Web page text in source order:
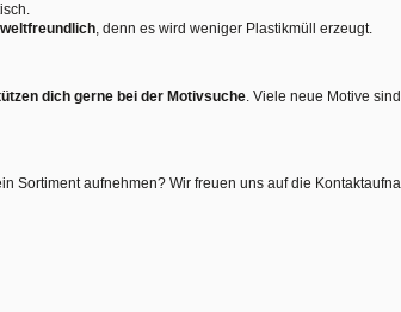
, denn es wird weniger Plastikmüll erzeugt.
dich gerne bei der Motivsuche. Viele neue Motive
Sortiment aufnehmen? Wir freuen uns auf die